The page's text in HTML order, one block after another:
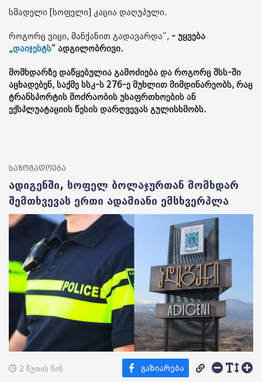
სმადელი [სოფელი] კაცია დაღუპული.
როგორც ვიცი, მანქანით გადავარდა“, - უყვება
„დაიჯესტს“ ადგილობრივი.
მომხდარზე დაწყებულია გამოძიება და როგორც შსს-ში
აცხადებენ, საქმე სსკ-ს 276-ე მუხლით მიმდინარეობს, რაც
ტრანსპორტის მოძრაობის უსაფრთხოების ან
ექსპლუატაციის წესის დარღვევას გულისხმობს.
საზოგადოება
ადიგენში, სოფელ ბოლაჯურთან მომხდარ
შემთხვევას ერთი ადამიანი ემსხვერპლა
2 წუთის წინ